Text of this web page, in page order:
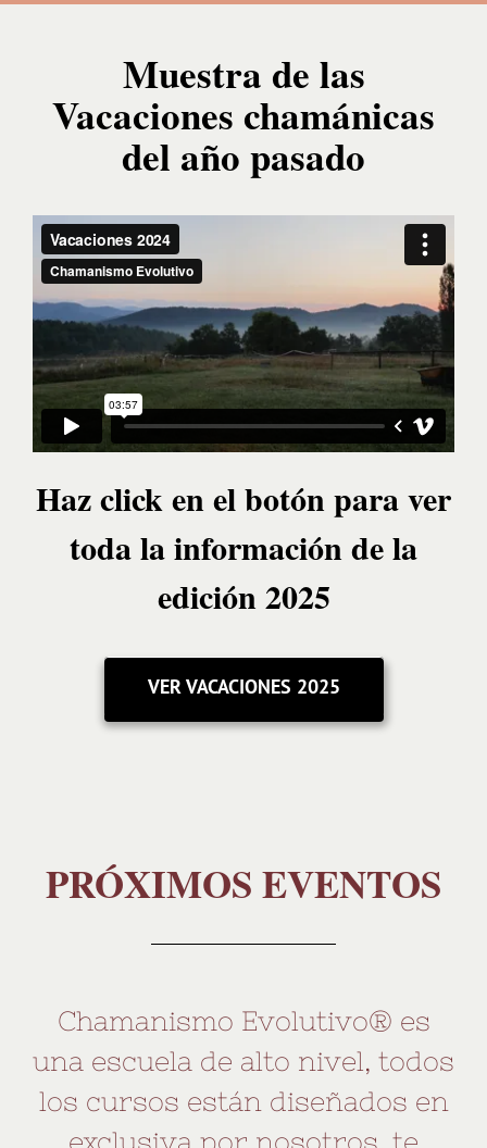
Muestra de las
Vacaciones chamánicas
del año pasado
Haz click en el botón para ver
toda la información de la
edición 2025
VER VACACIONES 2025
PRÓXIMOS EVENTOS
Chamanismo Evolutivo® es
una escuela de alto nivel, todos
los cursos están diseñados en
exclusiva por nosotros, te